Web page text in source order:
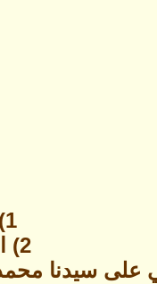
1)
2)
على سيدنا محمد